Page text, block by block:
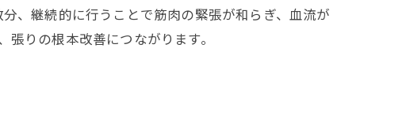
、継続的に行うことで筋肉の緊張が和らぎ、血流が
りの根本改善につながります。